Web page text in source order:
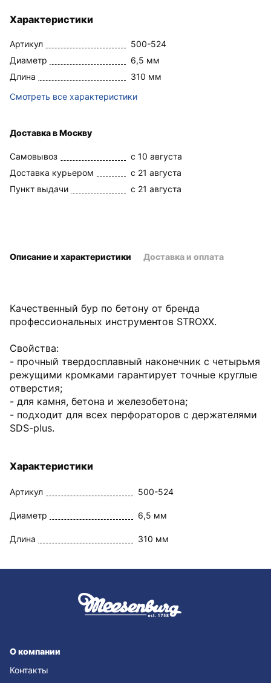
Характеристики
Артикул
500-524
Диаметр
6,5 мм
Длина
310 мм
Смотреть все характеристики
Доставка в Москву
Самовывоз
c 10 августа
Доставка курьером
c 21 августа
Пункт выдачи
c 21 августа
Качественный бур по бетону от бренда
профессиональных инструментов STROXX.
Свойства:
- прочный твердосплавный наконечник с четырьмя
режущими кромками гарантирует точные круглые
отверстия;
- для камня, бетона и железобетона;
- подходит для всех перфораторов с держателями
SDS-plus.
Характеристики
Артикул 500-524
Диаметр 6,5 мм
Длина 310 мм
Описание и характеристики Доставка и оплата
О компании
Контакты